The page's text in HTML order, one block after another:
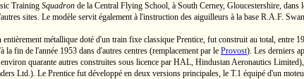
Training Squadron de la Central Flying School, à South Cerney, Gloucestershire, dans
sites. Le modèle servit également à l'instruction des aiguilleurs à la base R.A.F.
métallique doté d'un train fixe classique Prentice, fut construit au total,
la fin de l'année 1953 dans d'autres centres (remplacement par le Provost). Les derniers
quarante autres construites sous licence par HAL, Hindustan Aeronautics
Ltd.). Le Prentice fut développé en deux versions principales, le T.1 équipé d'un